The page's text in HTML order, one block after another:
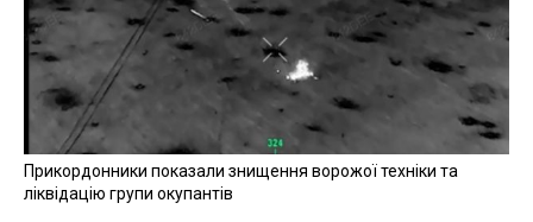
Прикордонники показали знищення ворожої техніки та
ліквідацію групи окупантів